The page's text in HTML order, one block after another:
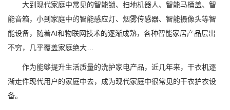
大到现代家庭中常见的智能锁、扫地机器人、智能马桶盖、智
能音箱，小到家庭中的智能感应灯、烟雾传感器、智能摄像头等智
能设备，随着AI和物联网技术的逐渐成熟，各种智能家居产品层出
不穷，几乎覆盖家庭绝大…
作为能够提升生活质量的洗护家电产品，近几年来，干衣机逐
渐走件现代用户的家庭中去，成为现代家庭中很常见的干衣护衣设
备。